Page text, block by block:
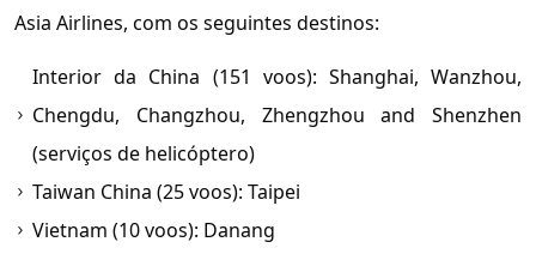
Asia Airlines, com os seguintes destinos:
Interior da China (151 voos): Shanghai, Wanzhou,
Chengdu, Changzhou, Zhengzhou and Shenzhen
(serviços de helicóptero)
Taiwan China (25 voos): Taipei
Vietnam (10 voos): Danang